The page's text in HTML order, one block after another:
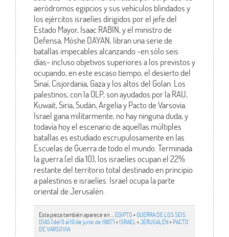
aeródromos egipcios y sus vehículos blindados y
los ejércitos israelíes dirigidos por el jefe del
Estado Mayor, Isaac RABIN, y el ministro de
Defensa, Móshe DAYAN, libran una serie de
batallas impecables alcanzando -en sólo seis
días- incluso objetivos superiores a los previstos y
ocupando, en este escaso tiempo, el desierto del
Sinaí, Cisjordania, Gaza y los altos del Golan. Los
palestinos, con la OLP, son ayudados por la RAU,
Kuwait, Siria, Sudán, Argelia y Pacto de Varsovia.
Israel gana militarmente, no hay ninguna duda, y
todavía hoy el escenario de aquellas múltiples
batallas es estudiado escrupulosamente en las
Escuelas de Guerra de todo el mundo. Terminada
la guerra (el día 10), los israelíes ocupan el 22%
restante del territorio total destinado en principio
a palestinos e israelíes. Israel ocupa la parte
oriental de Jerusalén.
Esta pieza también aparece en ... EGIPTO•GUERRA DE LOS SEIS
DÍAS (del 5 al 10 de junio de 1967)• ISRAEL •JERUSALÉN• PACTO
DE VARSOVIA